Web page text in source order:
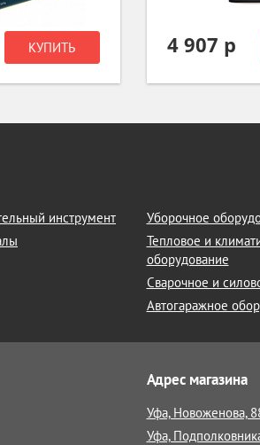
КУПИТЬ 5 909 р
инструмент
Уборочное
Тепловое и
оборудование
Сварочное и
Автогаражное
Адрес магазина
Уфа, Новоженова,
Уфа,